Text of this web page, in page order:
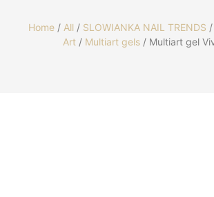
Home / All / SLOWIANKA NAIL TRENDS /
Art / Multiart gels / Multiart gel